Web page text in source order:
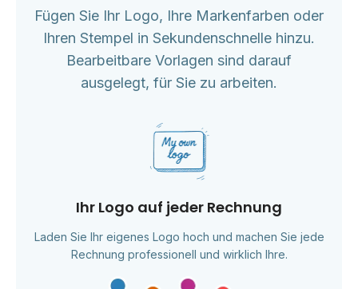
Fügen Sie Ihr Logo, Ihre Markenfarben oder
Ihren Stempel in Sekundenschnelle hinzu.
Bearbeitbare Vorlagen sind darauf
ausgelegt, für Sie zu arbeiten.
Ihr Logo auf jeder Rechnung
Laden Sie Ihr eigenes Logo hoch und machen Sie jede
Rechnung professionell und wirklich Ihre.